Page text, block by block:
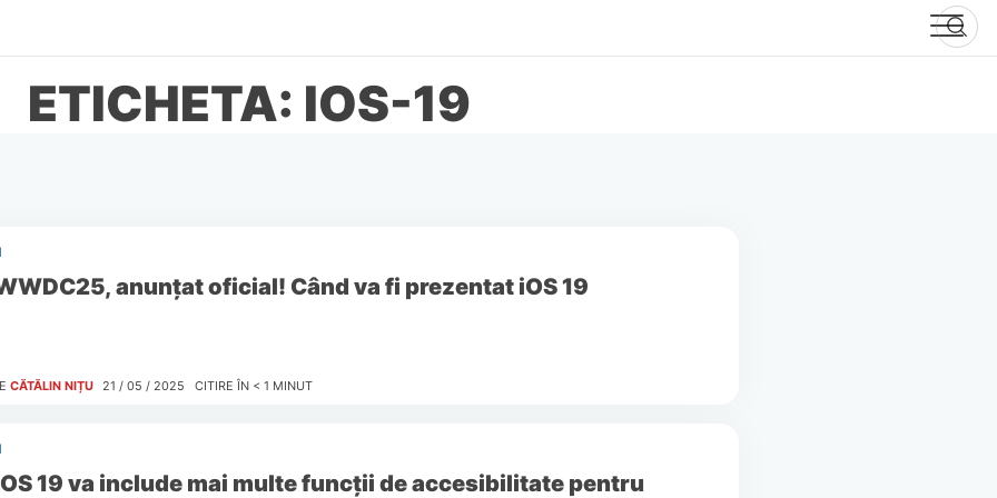
ETICHETA: IOS-19
anunțat oficial! Când va fi prezentat iOS 19
CĂTĂLIN NIȚU 21 / 05 / 2025 CITIRE ÎN < 1 MINUT
19 va include mai multe funcții de accesibilitate pentru